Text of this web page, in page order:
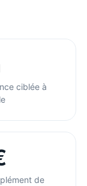
ciblée à
de